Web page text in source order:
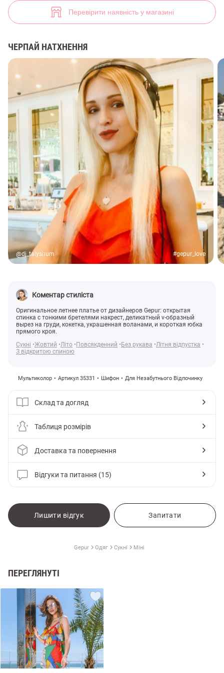
15
Перевірити наявність у магазині
ЧЕРПАЙ НАТХНЕННЯ
@dj_talyshum #gepur_love
Коментар стиліста
Оригинальное летнее платье от дизайнеров Gepur: открытая
спинка с тонкими бретелями накрест, деликатный v-образный
вырез на груди, кокетка, украшенная воланами, и короткая юбка
прямого кроя.
Сукні Жовтий Літо Повсякденний Без рукава Літня відпустка
З відкритою спиною
Мультиколор Артикул 35331 Шифон Для Незабутнього Відпочинку
Склад та догляд
Таблиця розмірів
Доставка та повернення
Відгуки та питання (15)
Лишити відгук Запитати
Gepur Одяг Сукні Міні
ПЕРЕГЛЯНУТІ
(арт. 35331) ♡ інтернет-магазин Gepur